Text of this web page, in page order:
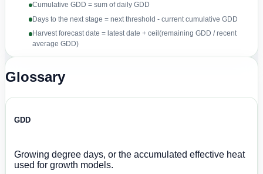
Cumulative GDD = sum of daily GDD
Days to the next stage = next threshold - current cumulative GDD
Harvest forecast date = latest date + ceil(remaining GDD / recent
average GDD)
Glossary
GDD
Growing degree days, or the accumulated effective heat
used for growth models.